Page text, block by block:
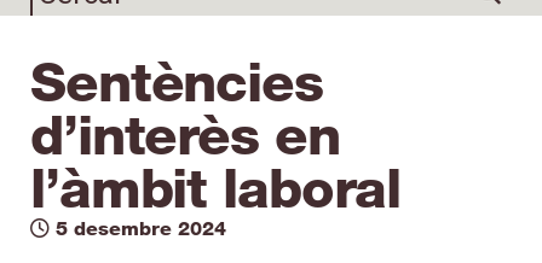
Sentències
d’interès en
l’àmbit laboral
5 desembre 2024